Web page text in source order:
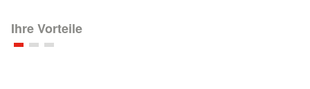
Ihre Vorteile